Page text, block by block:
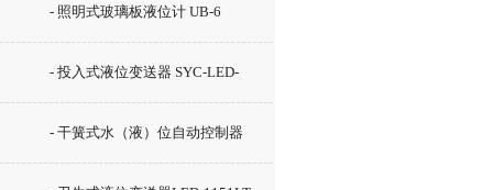
- 照明式玻璃板液位计 UB-6
- 投入式液位变送器 SYC-LED-
2000
- 干簧式水（液）位自动控制器
GSK-2C